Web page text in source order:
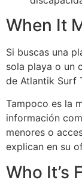
When It
Si buscas una
sola playa o un
de Atlantik Surf
Tampoco es la
información
menores o
explican en su
Who It’s